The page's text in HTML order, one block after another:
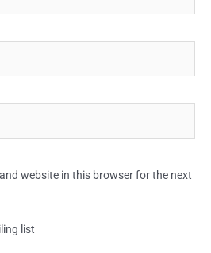
website in this browser for the next
list